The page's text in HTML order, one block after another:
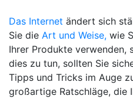
Das Internet ändert sich
Sie die Art und Weise, wie
Ihrer Produkte verwenden,
dies zu tun, sollten Sie
Tipps und Tricks im Auge
großartige Ratschläge, die